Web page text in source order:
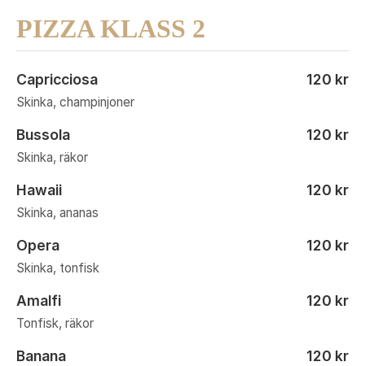
PIZZA KLASS 2
Capricciosa 120 kr
Skinka, champinjoner
Bussola 120 kr
Skinka, räkor
Hawaii 120 kr
Skinka, ananas
Opera 120 kr
Skinka, tonfisk
Amalfi 120 kr
Tonfisk, räkor
Banana 120 kr